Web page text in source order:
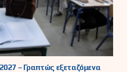
– Γραπτώς εξεταζόμενα